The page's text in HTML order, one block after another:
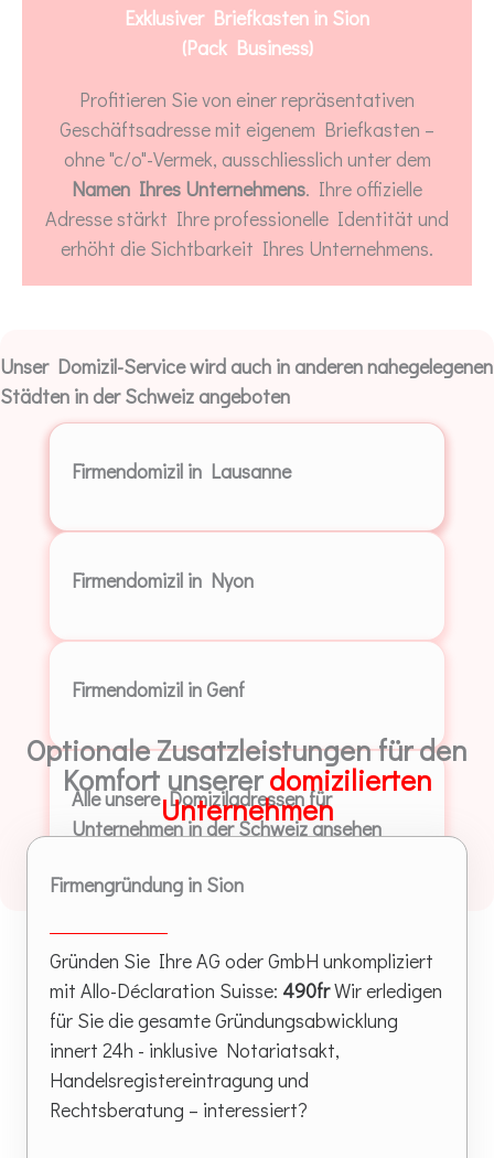
Exklusiver Briefkasten in Sion
(Pack Business)
Profitieren Sie von einer repräsentativen
Geschäftsadresse mit eigenem Briefkasten –
ohne "c/o"-Vermek, ausschliesslich unter dem
Namen Ihres Unternehmens. Ihre offizielle
Adresse stärkt Ihre professionelle Identität und
erhöht die Sichtbarkeit Ihres Unternehmens.
Unser Domizil-Service wird auch in anderen nahegelegenen
Städten in der Schweiz angeboten
Firmendomizil in Lausanne
Firmendomizil in Nyon
Firmendomizil in Genf
Alle unsere Domiziladressen für
Unternehmen in der Schweiz ansehen
Optionale Zusatzleistungen für den
Komfort unsererdomizilierten
Unternehmen
Firmengründung in Sion
Gründen Sie Ihre AG oder GmbH unkompliziert
mit Allo-Déclaration Suisse: 490frWir erledigen
für Sie die gesamte Gründungsabwicklung
innert 24h - inklusive Notariatsakt,
Handelsregistereintragung und
Rechtsberatung – interessiert?